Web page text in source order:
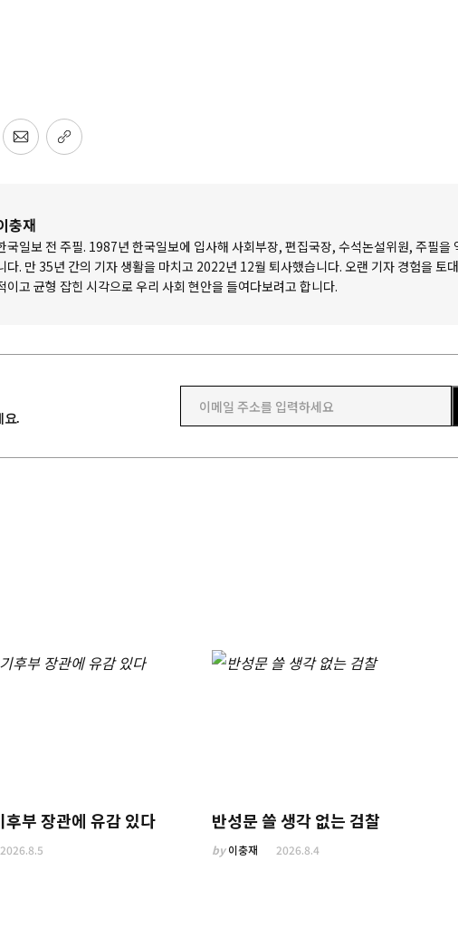
충재
국일보 전 주필. 1987년 한국일보에 입사해 사회부장, 편집국장, 수석논설위원, 주필을
다. 만 35년 간의 기자 생활을 마치고 2022년 12월 퇴사했습니다. 오랜 기자 경험을 토
이고 균형 잡힌 시각으로 우리 사회 현안을 들여다보려고 합니다.
요. 이메일 주소를 입력하세요
부 장관에 유감 있다
2026.8.5
반성문 쓸 생각 없는 검찰
by이충재 2026.8.4